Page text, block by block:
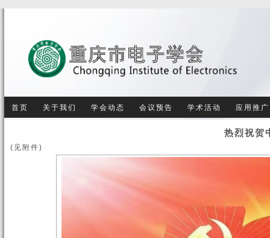
首页 关于我们 学会动态 会议预告 学术活动 应用推广
热烈祝贺
(见附件)